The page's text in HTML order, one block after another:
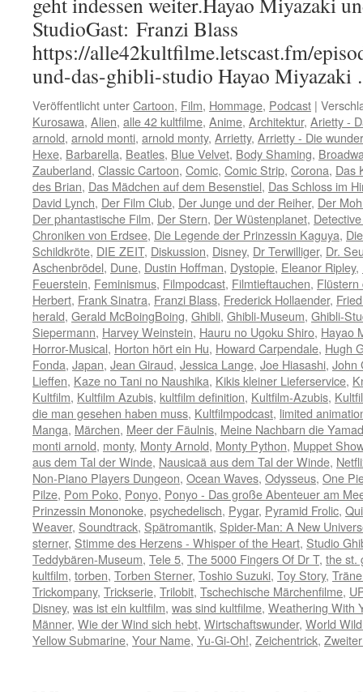
StudioGast: Franzi Blass
https://alle42kultfilme.letscast.fm/
und-das-ghibli-studio Hayao
Veröffentlicht unterCartoon, Film, Hommage, Podcast |
Kurosawa, Alien, alle 42 kultfilme, Anime, Architektur, Arietty -
arnold, arnold monti, arnold monty, Arrietty, Arrietty - Die
Hexe, Barbarella, Beatles, Blue Velvet, Body Shaming,
Zauberland, Classic Cartoon, Comic, Comic Strip, Corona, Das
des Brian, Das Mädchen auf dem Besenstiel, Das Schloss im
David Lynch, Der Film Club, Der Junge und der Reiher, Der
Der phantastische Film, Der Stern, Der Wüstenplanet,
Chroniken von Erdsee, Die Legende der Prinzessin Kaguya,
Schildkröte, DIE ZEIT, Diskussion, Disney, Dr Terwilliger, Dr.
Aschenbrödel, Dune, Dustin Hoffman, Dystopie, Eleanor Ripley,
Feuerstein, Feminismus, Filmpodcast, Filmtieftauchen, Flüstern
Herbert, Frank Sinatra, Franzi Blass, Frederick Hollaender,
herald, Gerald McBoingBoing, Ghibli, Ghibli-Museum, Ghibli-
Siepermann, Harvey Weinstein, Hauru no Ugoku Shiro, Hayao
Horror-Musical, Horton hört ein Hu, Howard Carpendale, Hugh
Fonda, Japan, Jean Giraud, Jessica Lange, Joe Hiasashi, John
Lieffen, Kaze no Tani no Naushika, Kikis kleiner Lieferservice,
Kultfilm, Kultfilm Azubis, kultfilm definition, Kultfilm-Azubis,
die man gesehen haben muss, Kultfilmpodcast, limited
Manga, Märchen, Meer der Fäulnis, Meine Nachbarn die
monti arnold, monty, Monty Arnold, Monty Python, Muppet Show
aus dem Tal der Winde, Nausicaä aus dem Tal der Winde,
Non-Piano Players Dungeon, Ocean Waves, Odysseus, One
Pilze, Pom Poko, Ponyo, Ponyo - Das große Abenteuer am
Prinzessin Mononoke, psychedelisch, Pygar, Pyramid Frolic,
Weaver, Soundtrack, Spätromantik, Spider-Man: A New
sterner, Stimme des Herzens - Whisper of the Heart, Studio
Teddybären-Museum, Tele 5, The 5000 Fingers Of Dr T, the st.
kultfilm, torben, Torben Sterner, Toshio Suzuki, Toy Story,
Trickompany, Trickserie, Trilobit, Tschechische Märchenfilme,
Disney, was ist ein kultfilm, was sind kultfilme, Weathering With
Männer, Wie der Wind sich hebt, Wirtschaftswunder, World
Yellow Submarine, Your Name, Yu-Gi-Oh!, Zeichentrick,